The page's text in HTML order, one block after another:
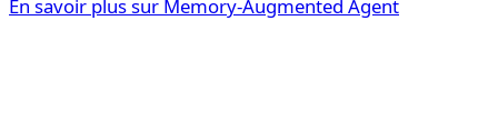
En savoir plus sur Memory-Augmented Agent